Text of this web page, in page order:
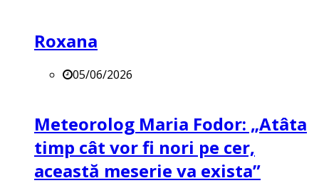
Roxana
05/06/2026
Meteorolog Maria Fodor: „Atâta
timp cât vor fi nori pe cer,
această meserie va exista”